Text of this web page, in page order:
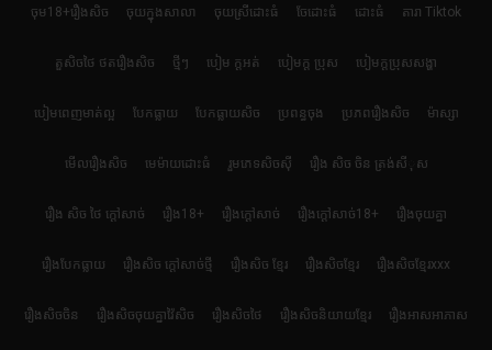
ចុម18+រឿងសិច ចុយក្នុងសាលា ចុយស្រីដោះធំ ចែដោះធំ ដោះធំ តារា Tiktok
តួសិចថៃ ថតរឿងសិច ថ្មីៗ បៀម ក្ដអត់ បៀមក្ដ ប្រុស បៀមក្តប្រុសសង្ហា
បៀមពេញមាត់ល្អ បែកធ្លាយ បែកធ្លាយសិច ប្រពន្ធចុង ប្រភពរឿងសិច ម៉ាស្សា
មើលរឿងសិច មេម៉ាយដោះធំ រួមភេទសិចស៊ី រឿង សិច ចិន ត្រង់សីុស
រឿង សិច ថៃ ក្តៅសាច់ រឿង18+ រឿងក្ដៅសាច់ រឿងក្ដៅសាច់18+ រឿងចុយគ្នា
រឿងបែកធ្លាយ រឿងសិច ក្តៅសាច់ថ្មី រឿងសិច ខ្មែរ រឿងសិចខ្មែរ រឿងសិចខ្មែរxxx
រឿងសិចចិន រឿងសិចចុយគ្នាវ៉ៃសិច រឿងសិចថៃ រឿងសិចនិយាយខ្មែរ រឿងអាសអាភាស